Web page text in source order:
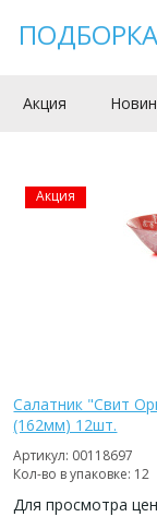
Акция
Акция
Салатник "Свит
(162мм) 12шт.
Артикул: 00118697
Кол-во в упаковке: 12
Для просмотра